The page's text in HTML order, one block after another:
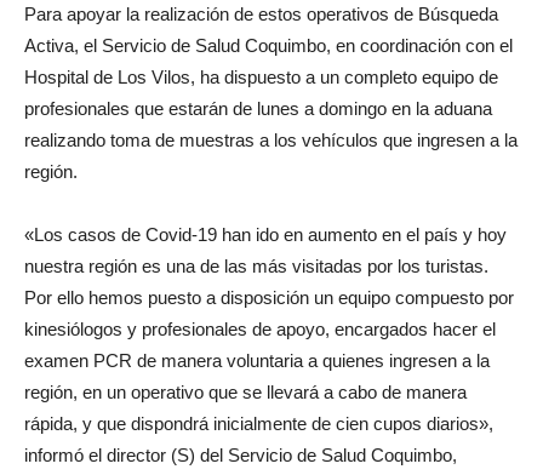
Para apoyar la realización de estos operativos de Búsqueda
Activa, el Servicio de Salud Coquimbo, en coordinación con el
Hospital de Los Vilos, ha dispuesto a un completo equipo de
profesionales que estarán de lunes a domingo en la aduana
realizando toma de muestras a los vehículos que ingresen a la
región.
«Los casos de Covid-19 han ido en aumento en el país y hoy
nuestra región es una de las más visitadas por los turistas.
Por ello hemos puesto a disposición un equipo compuesto por
kinesiólogos y profesionales de apoyo, encargados hacer el
examen PCR de manera voluntaria a quienes ingresen a la
región, en un operativo que se llevará a cabo de manera
rápida, y que dispondrá inicialmente de cien cupos diarios»,
informó el director (S) del Servicio de Salud Coquimbo,